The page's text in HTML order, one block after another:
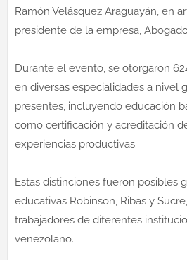
Ramón Velásquez Araguayán, en
presidente de la empresa,
Durante el evento, se otorgaron
en diversas especialidades a nivel
presentes, incluyendo educación
como certificación y acreditación
experiencias productivas.
Estas distinciones fueron posibles
educativas Robinson, Ribas y
trabajadores de diferentes
venezolano.